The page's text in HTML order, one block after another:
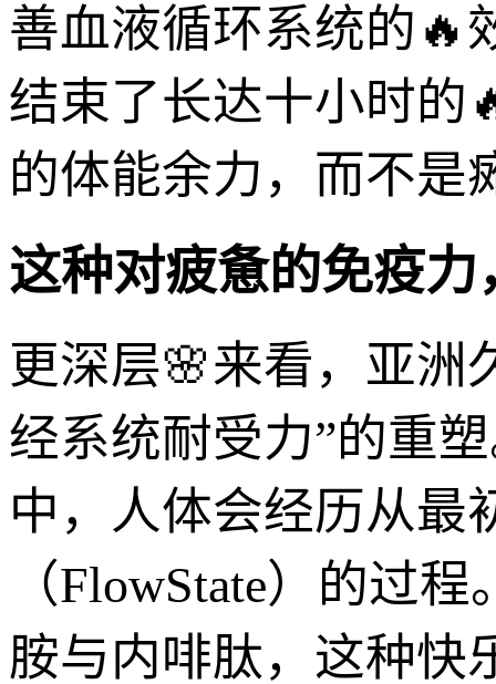
善血液循环系统的🔥
结束了长达十小时的
的体能余力，而不是
这种对疲惫的免疫
更深层🌸来看，亚洲
经系统耐受力”的重
中，人体会经历从最
（FlowState）的过
胺与内啡肽，这种快